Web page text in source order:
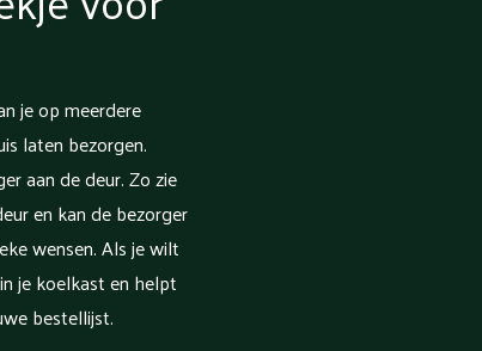
je op meerdere
laten bezorgen.
aan de deur. Zo zie
en kan de bezorger
wensen. Als je wilt
je koelkast en helpt
bestellijst.